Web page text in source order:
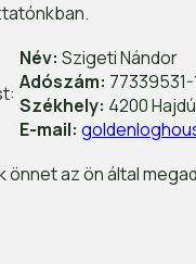
Név: Szigeti Nándor
Adószám:
Székhely: 4200
E-mail:
önnet az ön által